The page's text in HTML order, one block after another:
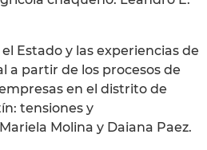
Estado y las experiencias de
a partir de los procesos de
en el distrito de
tensiones y
Molina y Daiana Paez.